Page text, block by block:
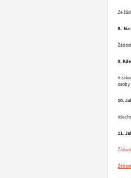
Ze
8.
9.
V
osoby
10.
11.